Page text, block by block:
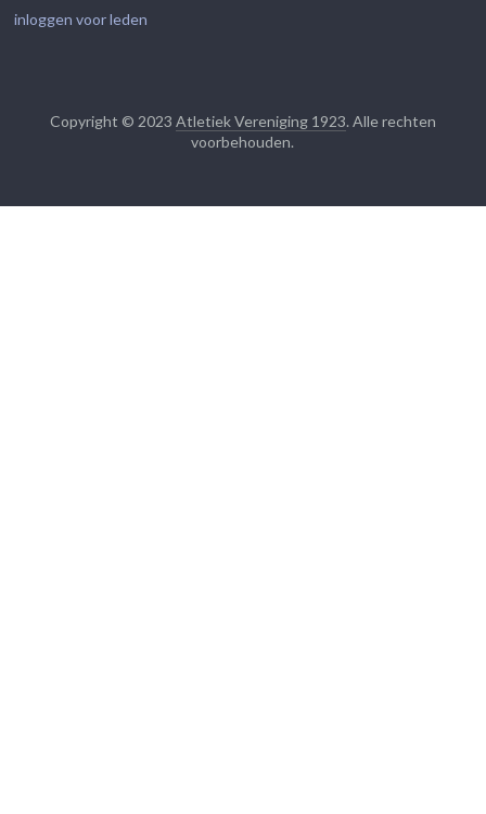
inloggen voor leden
Copyright © 2023 Atletiek Vereniging 1923. Alle rechten
voorbehouden.